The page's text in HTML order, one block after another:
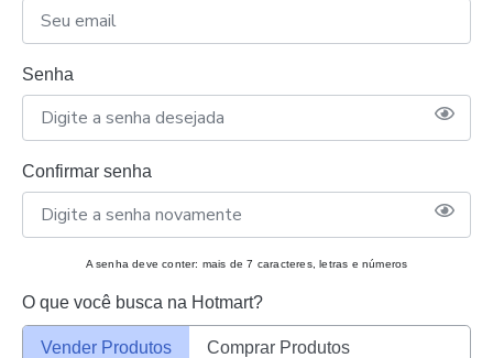
Senha
Confirmar senha
A senha deve conter: mais de 7 caracteres, letras e números
O que você busca na Hotmart?
Vender Produtos Comprar Produtos